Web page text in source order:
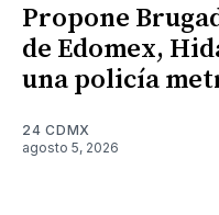
Propone
de Edomex,
una policía
24 CDMX
agosto 5, 2026